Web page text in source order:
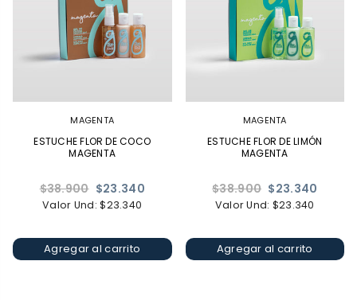
MAGENTA
ESTUCHE FLOR DE COCO
MAGENTA
Precio
habitual
$38.900 $23.340
Valor Und: $23.340
Agregar al carrito
MAGENTA
ESTUCHE FLOR DE LIMÓN
MAGENTA
Precio
habitual
$38.900 $23.340
Valor Und: $23.340
Agregar al carrito